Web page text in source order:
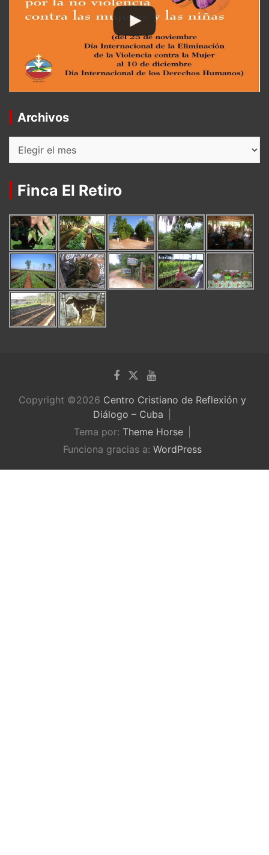
Archivos
Finca El Retiro
Copyright ©2026 Centro Cristiano de Reflexión y
Diálogo – Cuba
Tema por: Theme Horse
Funciona gracias a: WordPress